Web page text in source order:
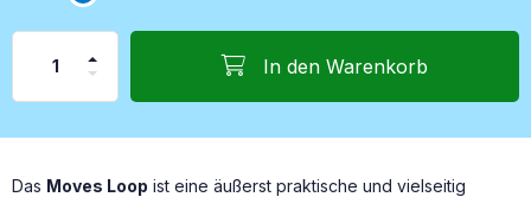
In den Warenkorb
Das Moves Loop ist eine äußerst praktische und vielseitig